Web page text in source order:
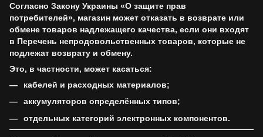
Согласно Закону Украины «О защите прав
потребителей», магазин может отказать в возврате или
обмене товаров надлежащего качества, если они входят
в Перечень непродовольственных товаров, которые не
подлежат возврату и обмену.
Это, в частности, может касаться:
кабелей и расходных материалов;
аккумуляторов определённых типов;
отдельных категорий электронных компонентов.